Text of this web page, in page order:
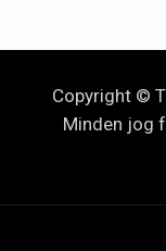
Copyright ©
Minden jog